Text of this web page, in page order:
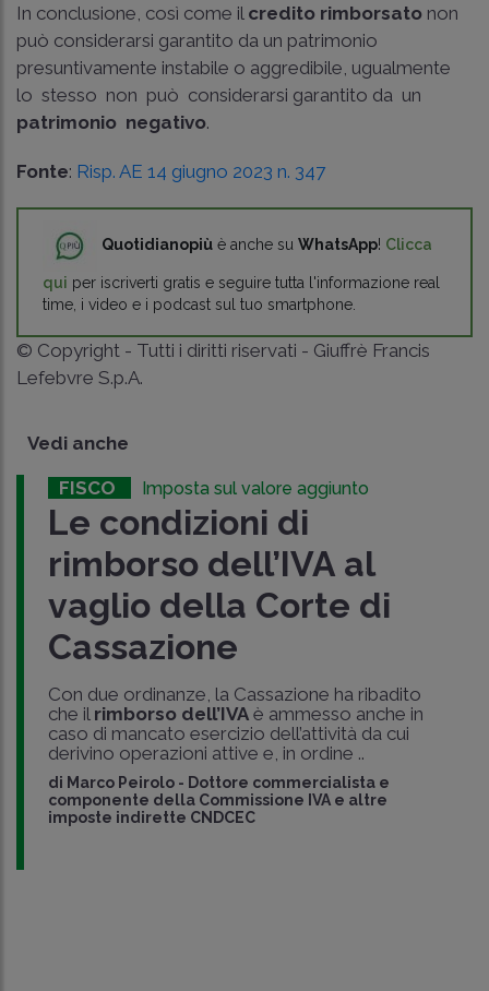
In conclusione, così come il credito rimborsato non
può considerarsi garantito da un patrimonio
presuntivamente instabile o aggredibile, ugualmente
lo stesso non può considerarsi garantito da un
patrimonio negativo.
Fonte: Risp. AE 14 giugno 2023 n. 347
Quotidianopiù è anche su WhatsApp! Clicca
qui per iscriverti gratis e seguire tutta l'informazione real
time, i video e i podcast sul tuo smartphone.
© Copyright - Tutti i diritti riservati - Giuffrè Francis
Lefebvre S.p.A.
Vedi anche
FISCO Imposta sul valore aggiunto
Le condizioni di
rimborso dell’IVA al
vaglio della Corte di
Cassazione
Con due ordinanze, la Cassazione ha ribadito
che il rimborso dell’IVAè ammesso anche in
caso di mancato esercizio dell’attività da cui
derivino operazioni attive e, in ordine ..
di Marco Peirolo - Dottore commercialista e
componente della Commissione IVA e altre
imposte indirette CNDCEC